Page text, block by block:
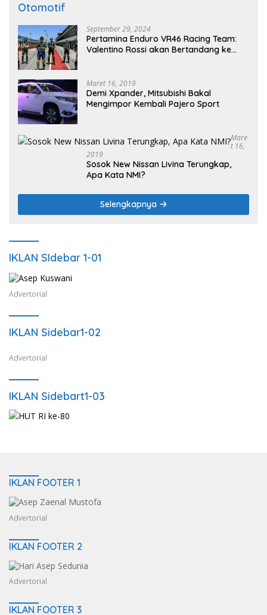
Otomotif
September 29, 2024
Pertamina Enduro VR46 Racing Team:
Valentino Rossi akan Bertandang ke
Maret 16, 2019
Demi Xpander, Mitsubishi Bakal
Mengimpor Kembali Pajero Sport
Mare
T 16,
2019
Sosok New Nissan Livina Terungkap,
Apa Kata NMI?
Selengkapnya
IKLAN SIdebar 1-01
Advertorial
IKLAN Sidebar1-02
Advertorial
IKLAN Sidebart1-03
IKLAN FOOTER 1
Advertorial
IKLAN FOOTER 2
Advertorial
IKLAN FOOTER 3